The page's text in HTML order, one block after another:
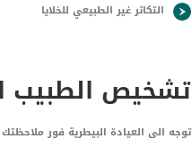
التكاثر غير الطبيعي للخلايا
تشخيص الطبيب
توجه الى العيادة البيطرية فور